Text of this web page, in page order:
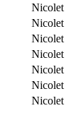
Nicolet
Nicolet
Nicolet
Nicolet
Nicolet
Nicolet
Nicolet